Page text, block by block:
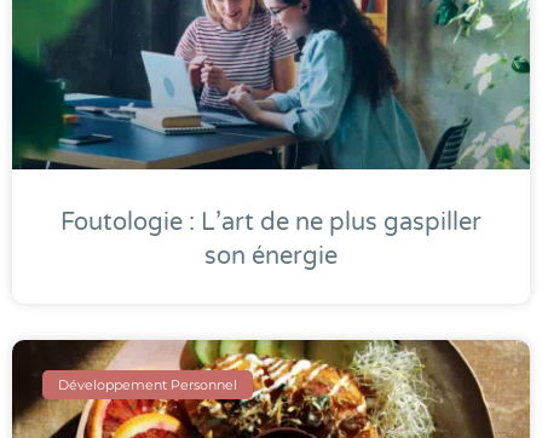
Foutologie : L’art de ne plus gaspiller
son énergie
Développement Personnel